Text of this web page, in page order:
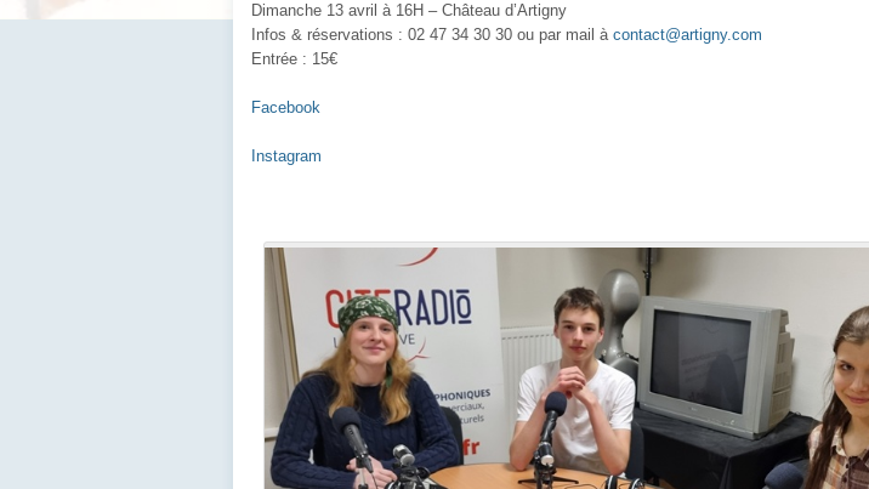
Dimanche 13 avril à 16H – Château d’Artigny
Infos & réservations : 02 47 34 30 30 ou par mail à contact@artigny.com
Entrée : 15€
Facebook
Instagram